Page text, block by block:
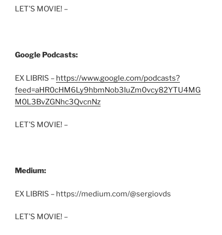
LET’S MOVIE! –
Google Podcasts:
EX LIBRIS – https://www.google.com/podcasts?
feed=aHR0cHM6Ly9hbmNob3IuZm0vcy82YTU4MG
M0L3BvZGNhc3QvcnNz
LET’S MOVIE! –
Medium:
EX LIBRIS – https://medium.com/@sergiovds
LET’S MOVIE! –